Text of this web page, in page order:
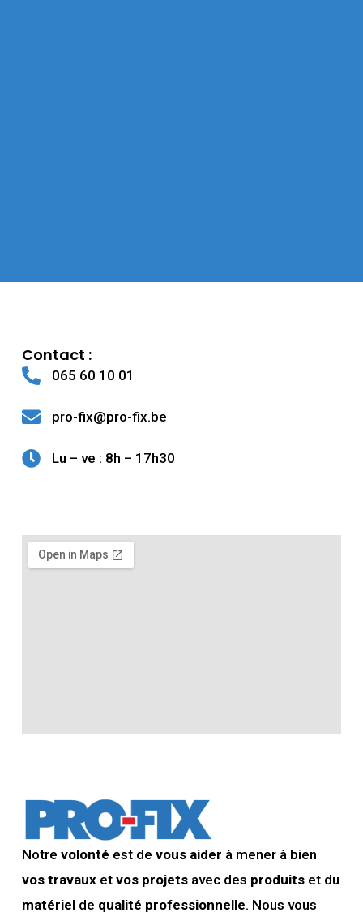
Notre volonté est de vous aider à mener à bien
vos travauxet vos projetsavec des produitset du
matérielde qualité professionnelle. Nous vous
Contact :
065 60 10 01
pro-fix@pro-fix.be
Lu – ve : 8h – 17h30